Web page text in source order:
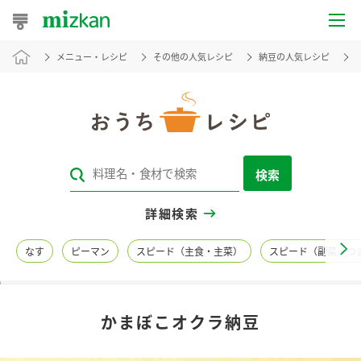
おうちレシピ
レシピカテゴリ一覧
レシピ名特集
メニュー・レシピ その他の人気レシピ 納豆の人気レシピ
検索
詳細検索
なす ピーマン スピード（主食・主菜） スピード（副菜・つ
かまぼこオクラ納豆